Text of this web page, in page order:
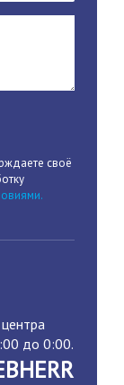
своё
до 0:00.